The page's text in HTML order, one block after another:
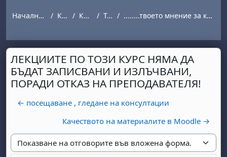
Начална страница Курсове Качество Topic 1 ........твоето мнение за курсовете, които посещаваш
ЛЕКЦИИТЕ ПО ТОЗИ КУРС НЯМА ДА
БЪДАТ ЗАПИСВАНИ И ИЗЛЪЧВАНИ,
ПОРАДИ ОТКАЗ НА ПРЕПОДАВАТЕЛЯ!
← посещаване , гледане на консултации
Качеството на материалите в Moodle →
Начин на показване